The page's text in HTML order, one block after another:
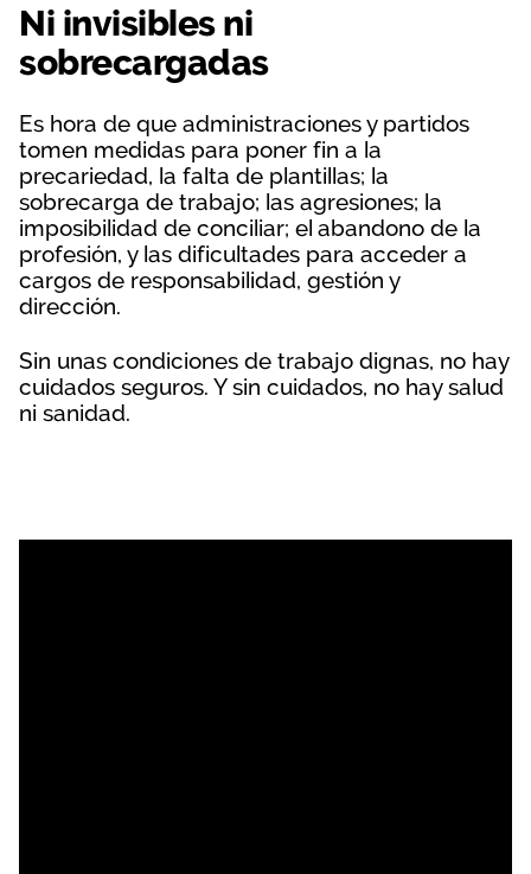
Ni invisibles ni
sobrecargadas
Es hora de que administraciones y partidos
tomen medidas para poner fin a la
precariedad, la falta de plantillas; la
sobrecarga de trabajo; las agresiones; la
imposibilidad de conciliar; el abandono de la
profesión, y las dificultades para acceder a
cargos de responsabilidad, gestión y
dirección.
Sin unas condiciones de trabajo dignas, no hay
cuidados seguros. Y sin cuidados, no hay salud
ni sanidad.